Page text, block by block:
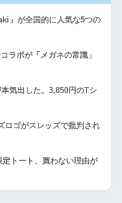
」が全国的に人気な5つの
ラボが「メガネの常識」
気出した。3,850円のTシ
ロゴがスレッズで批判され
定トート、買わない理由が